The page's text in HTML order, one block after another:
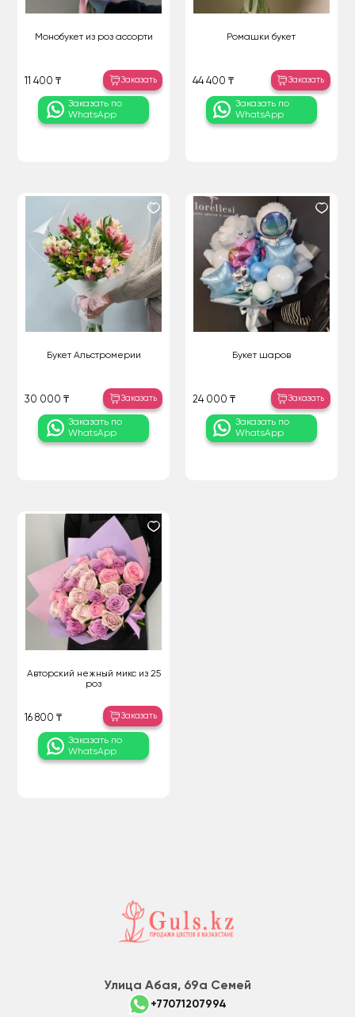
Монобукет из роз ассорти
11 400 ₸ Заказать
Заказать по
WhatsApp
Ромашки букет
44 400 ₸ Заказать
Заказать по
WhatsApp
Букет Альстромерии
30 000 ₸ Заказать
Заказать по
WhatsApp
Букет шаров
24 000 ₸ Заказать
Заказать по
WhatsApp
Авторский нежный микс из 25
роз
16 800 ₸ Заказать
Заказать по
WhatsApp
Улица Абая, 69а Семей
+77071207994